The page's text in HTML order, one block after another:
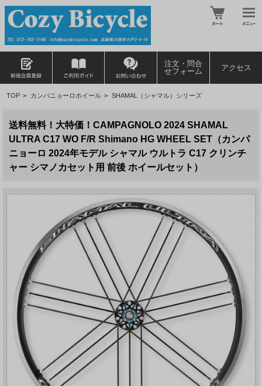
注文・問合
せフォーム
アクセス
TOP > カンパニョーロホイール > SHAMAL（シャマル）シリーズ
送料無料！大特価！CAMPAGNOLO 2024 SHAMAL
ULTRA C17 WO F/R Shimano HG WHEEL SET（カンパ
ニョーロ 2024年モデル シャマル ウルトラ C17 クリンチ
ャー シマノカセット用 前後 ホイールセット）